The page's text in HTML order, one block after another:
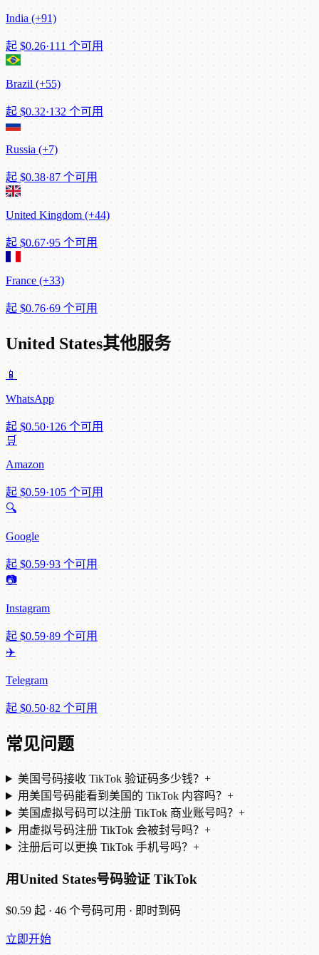
India (+91)
起 $0.26·111 个可用
Brazil (+55)
起 $0.32·132 个可用
Russia (+7)
起 $0.38·87 个可用
United Kingdom (+44)
起 $0.67·95 个可用
France (+33)
起 $0.76·69 个可用
United States其他服务
📱
WhatsApp
起 $0.50·126 个可用
🛒
Amazon
起 $0.59·105 个可用
🔍
Google
起 $0.59·93 个可用
📷
Instagram
起 $0.59·89 个可用
✈️
Telegram
起 $0.50·82 个可用
常见问题
美国号码接收 TikTok 验证码多少钱？ +
用美国号码能看到美国的 TikTok 内容吗？ +
美国虚拟号码可以注册 TikTok 商业账号吗？ +
用虚拟号码注册 TikTok 会被封号吗？ +
注册后可以更换 TikTok 手机号吗？ +
用United States号码验证 TikTok
$0.59 起 · 46 个号码可用 · 即时到码
立即开始